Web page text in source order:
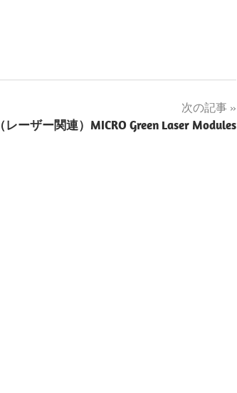
次の記事
（レーザー関連）MICRO Green Laser Modules